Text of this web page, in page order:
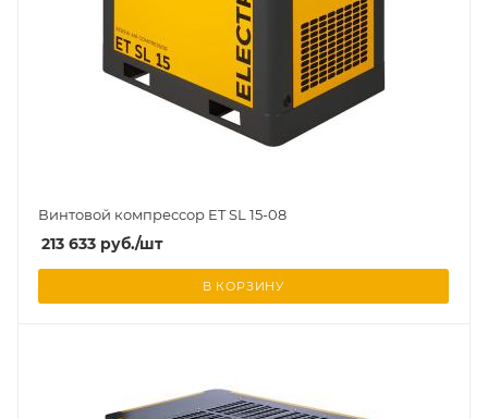
Винтовой компрессор ET SL 15-08
213 633 руб./шт
В КОРЗИНУ